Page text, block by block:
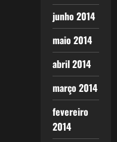
junho 2014
maio 2014
abril 2014
março 2014
fevereiro
2014